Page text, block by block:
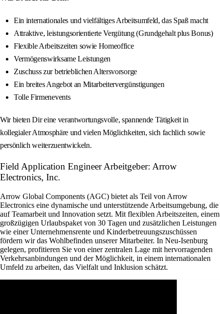
Ein internationales und vielfältiges Arbeitsumfeld, das Spaß macht
Attraktive, leistungsorientierte Vergütung (Grundgehalt plus Bonus)
Flexible Arbeitszeiten sowie Homeoffice
Vermögenswirksame Leistungen
Zuschuss zur betrieblichen Altersvorsorge
Ein breites Angebot an Mitarbeitervergünstigungen
Tolle Firmenevents
Wir bieten Dir eine verantwortungsvolle, spannende Tätigkeit in
kollegialer Atmosphäre und vielen Möglichkeiten, sich fachlich sowie
persönlich weiterzuentwickeln.
Field Application Engineer Arbeitgeber: Arrow
Electronics, Inc.
Arrow Global Components (AGC) bietet als Teil von Arrow
Electronics eine dynamische und unterstützende Arbeitsumgebung, die
auf Teamarbeit und Innovation setzt. Mit flexiblen Arbeitszeiten, einem
großzügigen Urlaubspaket von 30 Tagen und zusätzlichen Leistungen
wie einer Unternehmensrente und Kinderbetreuungszuschüssen
fördern wir das Wohlbefinden unserer Mitarbeiter. In Neu-Isenburg
gelegen, profitieren Sie von einer zentralen Lage mit hervorragenden
Verkehrsanbindungen und der Möglichkeit, in einem internationalen
Umfeld zu arbeiten, das Vielfalt und Inklusion schätzt.